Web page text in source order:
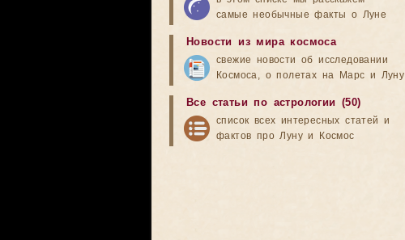
самые необычные факты о Луне
Новости из мира космоса
свежие новости об исследовании
Космоса, о полетах на Марс и Луну
Все статьи по астрологии (50)
список всех интересных статей и
фактов про Луну и Космос